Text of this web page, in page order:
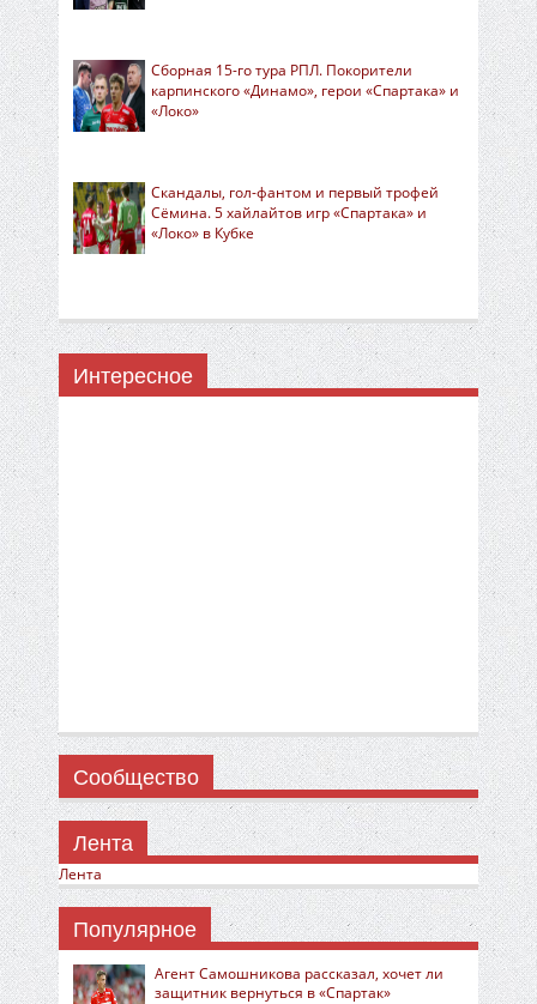
Сборная 15-го тура РПЛ. Покорители
карпинского «Динамо», герои «Спартака» и
«Локо»
Скандалы, гол-фантом и первый трофей
Сёмина. 5 хайлайтов игр «Спартака» и
«Локо» в Кубке
Интересное
Сообщество
Лента
Лента
Популярное
Агент Самошникова рассказал, хочет ли
защитник вернуться в «Спартак»